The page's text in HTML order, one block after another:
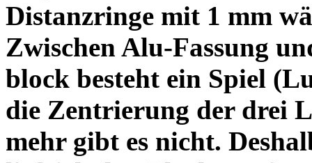
Distanzringe mit 1 mm
Zwischen Alu-Fassung
block besteht ein Spiel
die Zentrierung der drei
mehr gibt es nicht.